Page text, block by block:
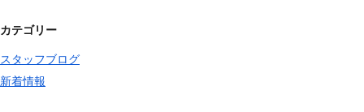
カテゴリー
スタッフブログ
新着情報